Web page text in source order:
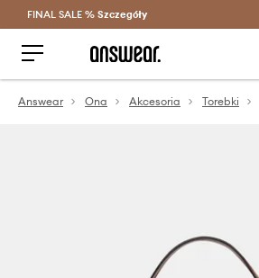
Oszczędzaj z Answear Club >
FINAL SALE % Szczegóły
Answear Ona Akcesoria Torebki